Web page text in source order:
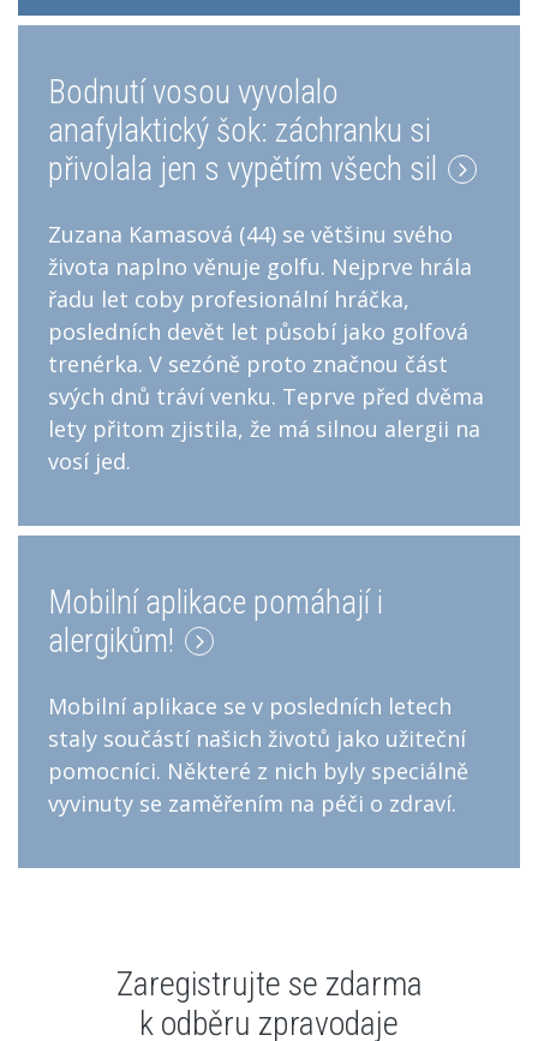
Bodnutí vosou vyvolalo
anafylaktický šok: záchranku si
přivolala jen s vypětím všech sil
Zuzana Kamasová (44) se většinu svého
života naplno věnuje golfu. Nejprve hrála
řadu let coby profesionální hráčka,
posledních devět let působí jako golfová
trenérka. V sezóně proto značnou část
svých dnů tráví venku. Teprve před dvěma
lety přitom zjistila, že má silnou alergii na
vosí jed.
Mobilní aplikace pomáhají i
alergikům!
Mobilní aplikace se v posledních letech
staly součástí našich životů jako užiteční
pomocníci. Některé z nich byly speciálně
vyvinuty se zaměřením na péči o zdraví.
Zaregistrujte se zdarma
k odběru zpravodaje